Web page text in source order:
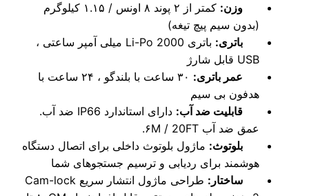
کمتر از ۲ پوند ۸ اونس / ۱.۱۵ کیلوگرم
سیم پیچ تیغه)
باتری Li-Po 2000 میلی آمپر ساعتی ،
۳۰ ساعت با بلندگو ، ۲۴ ساعت با
ضد آب:
دارای استاندارد IP66 ضد آب.
ماژول بلوتوث داخلی برای اتصال دستگاه
برای ردیابی و ترسیم جستجوهای شما
طراحی ماژول انتشار سریع Cam-lock